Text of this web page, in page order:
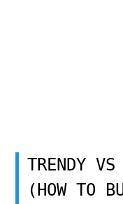
TRENDY
(HOW TO